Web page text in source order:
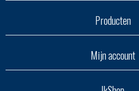
Producten
Mijn account